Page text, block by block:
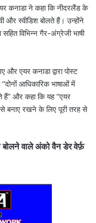
कनाडा ने कहा कि नीदरलैंड के
और स्वीडिश बोलते हैं। उन्होंने
विभिन्न गैर-अंग्रेजी भाषी
एयर कनाडा द्वारा पोस्ट
आधिकारिक भाषाओं में
हैं” और कहा कि यह “एयर
बनाए रखने के लिए पूरी तरह से
वाले अंको वैन डेर वेर्फ़